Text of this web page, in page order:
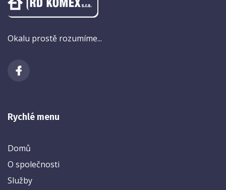
Okalu prostě rozumíme...
Rychlé menu
Domů
O společnosti
Služby